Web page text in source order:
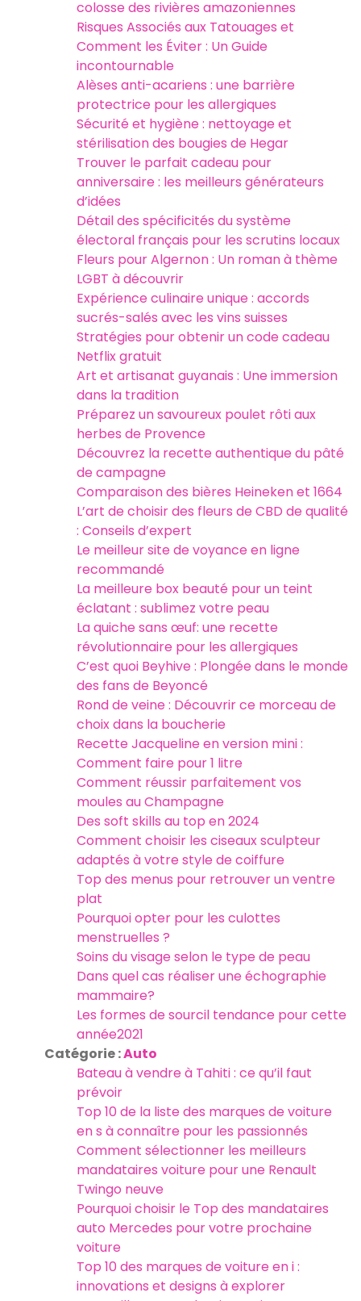
colosse des rivières amazoniennes
Risques Associés aux Tatouages et
Comment les Éviter : Un Guide
incontournable
Alèses anti-acariens : une barrière
protectrice pour les allergiques
Sécurité et hygiène : nettoyage et
stérilisation des bougies de Hegar
Trouver le parfait cadeau pour
anniversaire : les meilleurs générateurs
d’idées
Détail des spécificités du système
électoral français pour les scrutins locaux
Fleurs pour Algernon : Un roman à thème
LGBT à découvrir
Expérience culinaire unique : accords
sucrés-salés avec les vins suisses
Stratégies pour obtenir un code cadeau
Netflix gratuit
Art et artisanat guyanais : Une immersion
dans la tradition
Préparez un savoureux poulet rôti aux
herbes de Provence
Découvrez la recette authentique du pâté
de campagne
Comparaison des bières Heineken et 1664
L’art de choisir des fleurs de CBD de qualité
: Conseils d’expert
Le meilleur site de voyance en ligne
recommandé
La meilleure box beauté pour un teint
éclatant : sublimez votre peau
La quiche sans œuf: une recette
révolutionnaire pour les allergiques
C’est quoi Beyhive : Plongée dans le monde
des fans de Beyoncé
Rond de veine : Découvrir ce morceau de
choix dans la boucherie
Recette Jacqueline en version mini :
Comment faire pour 1 litre
Comment réussir parfaitement vos
moules au Champagne
Des soft skills au top en 2024
Comment choisir les ciseaux sculpteur
adaptés à votre style de coiffure
Top des menus pour retrouver un ventre
plat
Pourquoi opter pour les culottes
menstruelles ?
Soins du visage selon le type de peau
Dans quel cas réaliser une échographie
mammaire?
Les formes de sourcil tendance pour cette
année2021
Catégorie :Auto
Bateau à vendre à Tahiti : ce qu’il faut
prévoir
Top 10 de la liste des marques de voiture
en s à connaître pour les passionnés
Comment sélectionner les meilleurs
mandataires voiture pour une Renault
Twingo neuve
Pourquoi choisir le Top des mandataires
auto Mercedes pour votre prochaine
voiture
Top 10 des marques de voiture en i :
innovations et designs à explorer